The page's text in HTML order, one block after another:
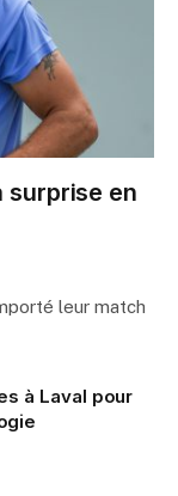
surprise en
leur match
à Laval pour